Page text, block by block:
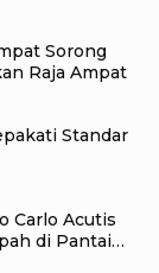
Sorong
Raja Ampat
Standar
Carlo Acutis
di Pantai